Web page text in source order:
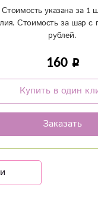
850
Купить в один
Заказать